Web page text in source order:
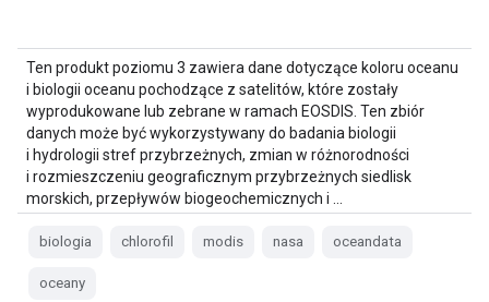
Ten produkt poziomu 3 zawiera dane dotyczące koloru oceanu
i biologii oceanu pochodzące z satelitów, które zostały
wyprodukowane lub zebrane w ramach EOSDIS. Ten zbiór
danych może być wykorzystywany do badania biologii
i hydrologii stref przybrzeżnych, zmian w różnorodności
i rozmieszczeniu geograficznym przybrzeżnych siedlisk
morskich, przepływów biogeochemicznych i …
biologia chlorofil modis nasa oceandata
oceany